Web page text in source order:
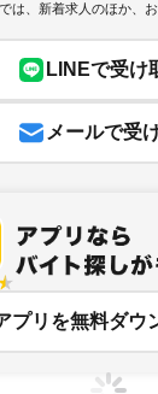
は、新着求人のほか、
LINEで受け
メールで受
プリを無料ダウ